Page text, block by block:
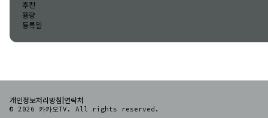
추천
용량
등록일
개인정보처리방침 연락처
© 2026 카카오TV. All rights reserved.